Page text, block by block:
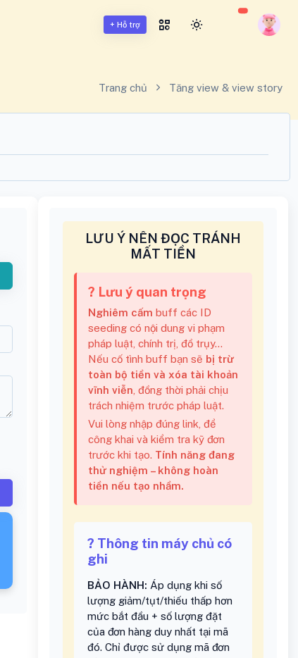
+ Hỗ trợ
Trang chủ Tăng view & view story
LƯU Ý NÊN ĐỌC TRÁNH
MẤT TIỀN
? Lưu ý quan trọng
Nghiêm cấm buff các ID
seeding có nội dung vi phạm
pháp luật, chính trị, đồ trụy...
Nếu cố tình buff bạn sẽ bị trừ
toàn bộ tiền và xóa tài khoản
vĩnh viễn , đồng thời phải chịu
trách nhiệm trước pháp luật.
Vui lòng nhập đúng link, để
công khai và kiểm tra kỹ đơn
trước khi tạo. Tính năng đang
thử nghiệm – không hoàn
tiền nếu tạo nhầm.
? Thông tin máy chủ có
ghi
BẢO HÀNH: Áp dụng khi số
lượng giảm/tụt/thiếu thấp hơn
mức bắt đầu + số lượng đặt
của đơn hàng duy nhất tại mã
đó. Chỉ được sử dụng mã đơn